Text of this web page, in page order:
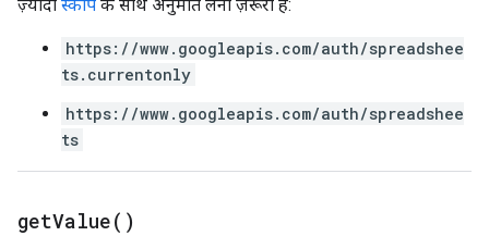
ज़्यादा स्कोप के साथ अनुमति लेना ज़रूरी है:
https://www.googleapis.com/auth/spreadshee
ts.currentonly
https://www.googleapis.com/auth/spreadshee
ts
getValue( )